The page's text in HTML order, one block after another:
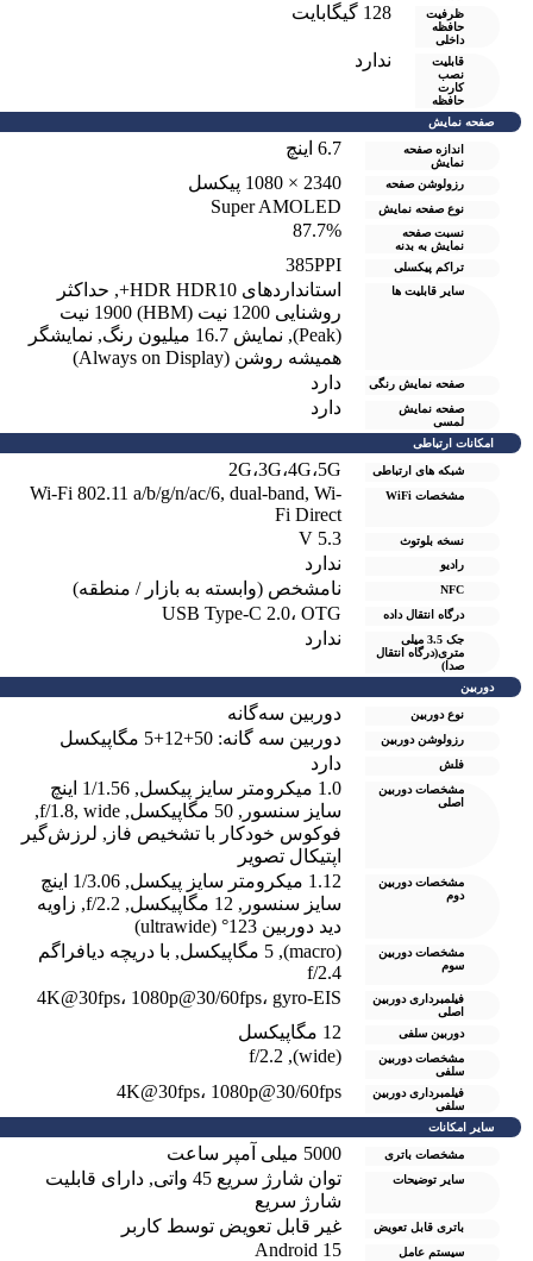
ظرفیت
حافظه
داخلی
128 گیگابایت
قابلیت
نصب
کارت
حافظه
ندارد
صفحه نمایش
اندازه صفحه
نمایش
6.7 اینچ
رزولوشن صفحه 2340 × 1080 پیکسل
نوع صفحه نمایش Super AMOLED
نسبت صفحه
نمایش به بدنه
87.7%
تراکم پیکسلی 385PPI
سایر قابلیت ها استانداردهای HDR HDR10+ ,حداکثر
روشنایی 1200 نیت (HBM) 1900 نیت
,نمایش 16.7 میلیون رنگ ,نمایشگر
همیشه روشن (Always on Display)
صفحه نمايش رنگی دارد
صفحه نمایش
لمسی
دارد
امکانات ارتباطی
شبکه های ارتباطی 2G،3G،4G،5G
مشخصات WiFi
Wi-Fi 802.11 a/b/g/n/ac/6, dual-band, Wi-
Fi Direct
نسخه بلوتوث 5.3 V
رادیو ندارد
NFC نامشخص (وابسته به بازار / منطقه)
درگاه انتقال داده USB Type-C 2.0، OTG
جک 3.5 میلی
متری(درگاه انتقال
صدا)
ندارد
دوربین
نوع دوربین دوربین سه‌گانه
رزولوشن دوربين دوربین سه گانه: 50+12+5 مگاپیکسل
فلش دارد
مشخصات دوربین
اصلی
1.0 میکرومتر سایز پیکسل ,
1/1.56 اینچ
سایز سنسور, 50 مگاپیکسل ,
f/1.8,wide
,
فوکوس خودکار با تشخیص فاز, لرزش‌گیر
اپتیکال تصویر
مشخصات دوربین
دوم
1.12 میکرومتر سایز پیکسل ,
1/3.06 اینچ
سایز سنسور, 12 مگاپیکسل ,
f/2.2
,زاویه
دید دوربین 123° (ultrawide)
مشخصات دوربین
سوم
,5 مگاپیکسل ,با دریچه دیافراگم
f/2.4
فیلمبرداری دوربین
اصلی
4K@30fps، 1080p@30/60fps، gyro-EIS
دوربین سلفی 12 مگاپیکسل
مشخصات دوربین
سلفی
,
f/2.2
فیلمبرداری دوربین
سلفی
4K@30fps، 1080p@30/60fps
سایر امکانات
مشخصات باتری 5000 میلی آمپر ساعت
سایر توضیحات توان شارژ سریع 45 واتی ,دارای قابلیت
شارژ سریع
باتری قابل تعویض غیر قابل تعویض توسط کاربر
سیستم عامل Android 15